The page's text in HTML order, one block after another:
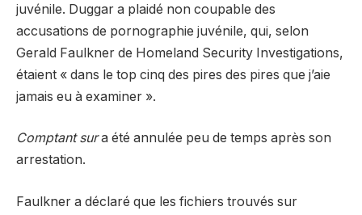
juvénile. Duggar a plaidé non coupable des
accusations de pornographie juvénile, qui, selon
Gerald Faulkner de Homeland Security Investigations,
étaient « dans le top cinq des pires des pires que j’aie
jamais eu à examiner ».
Comptant sura été annulée peu de temps après son
arrestation.
Faulkner a déclaré que les fichiers trouvés sur